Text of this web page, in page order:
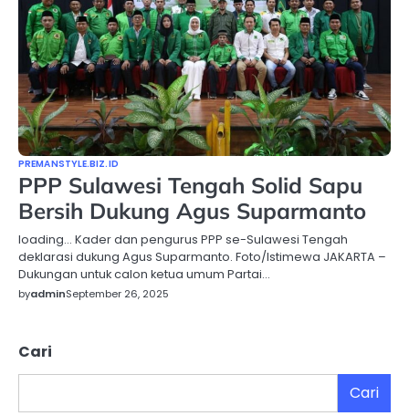
PREMANSTYLE.BIZ.ID
PPP Sulawesi Tengah Solid Sapu
Bersih Dukung Agus Suparmanto
loading… Kader dan pengurus PPP se-Sulawesi Tengah
deklarasi dukung Agus Suparmanto. Foto/Istimewa JAKARTA –
Dukungan untuk calon ketua umum Partai…
byadminSeptember 26, 2025
Cari
Cari